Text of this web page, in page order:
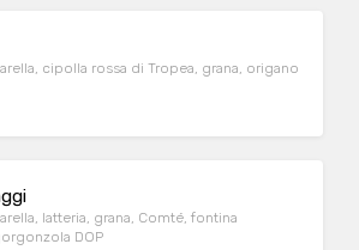
cipolla rossa di Tropea, grana, origano
latteria, grana, Comté, fontina
DOP